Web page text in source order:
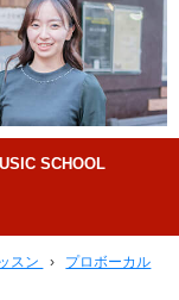
SCHOOL
スン ›
プロボーカル